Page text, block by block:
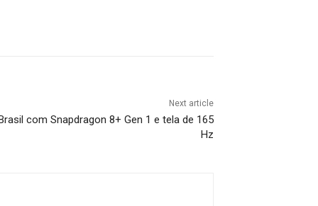
Next article
com Snapdragon 8+ Gen 1 e tela de 165
Hz